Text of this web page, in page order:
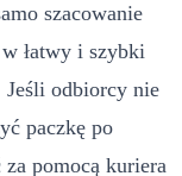
szacowanie
łatwy i szybki
odbiorcy nie
paczkę po
za pomocą kuriera